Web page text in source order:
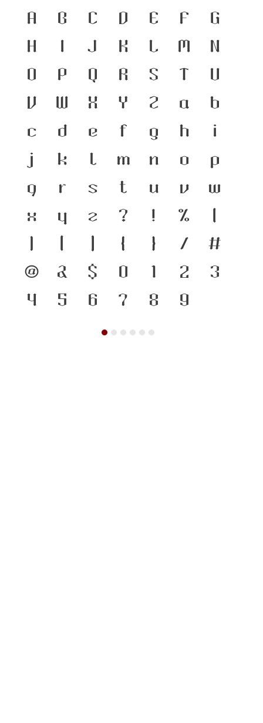
A B C D E F G
H I J K L M N
O P Q R S T U
V W X Y Z a b
c d e f g h i
j k l m n o p
q r s t u v w
x y z ? ! % (
) [ ] { } / #
@ & $ 0 1 2 3
4 5 6 7 8 9